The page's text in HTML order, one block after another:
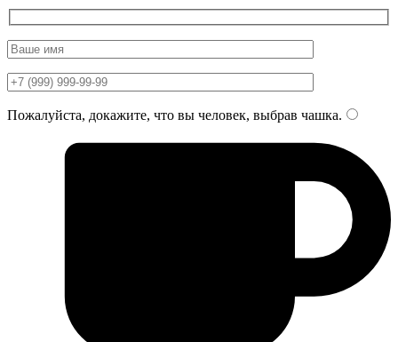
Пожалуйста, докажите, что вы человек, выбрав чашка.